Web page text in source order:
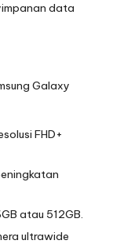
data
Galaxy
FHD+
atau 512GB.
ultrawide